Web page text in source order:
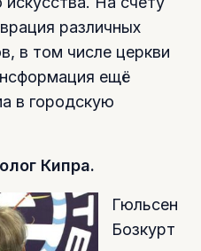
различных
в том числе церкви
ещё
в городскую
Кипра.
Гюльсен
Бозкурт